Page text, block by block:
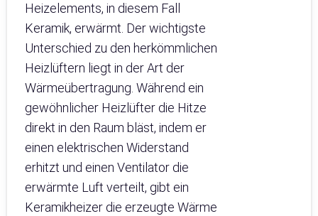
Heizelements, in diesem Fall
Keramik, erwärmt. Der wichtigste
Unterschied zu den herkömmlichen
Heizlüftern liegt in der Art der
Wärmeübertragung. Während ein
gewöhnlicher Heizlüfter die Hitze
direkt in den Raum bläst, indem er
einen elektrischen Widerstand
erhitzt und einen Ventilator die
erwärmte Luft verteilt, gibt ein
Keramikheizer die erzeugte Wärme